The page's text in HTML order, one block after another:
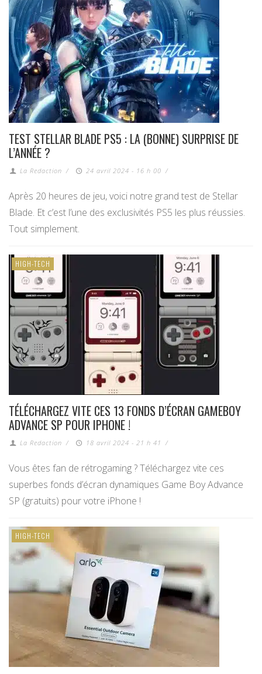
TEST STELLAR BLADE PS5 : LA (BONNE) SURPRISE DE
L’ANNÉE ?
La Redaction / 24 avril 2024 - 16 h 00 /
Après 20 heures de jeu, voici notre grand test de Stellar
Blade. Et c’est l’une des exclusivités PS5 les plus réussies.
Tout simplement.
HIGH-TECH
TÉLÉCHARGEZ VITE CES 13 FONDS D’ÉCRAN GAMEBOY
ADVANCE SP POUR IPHONE !
La Redaction / 18 avril 2024 - 21 h 41 /
Vous êtes fan de rétrogaming ? Téléchargez vite ces
superbes fonds d’écran dynamiques Game Boy Advance
SP (gratuits) pour votre iPhone !
HIGH-TECH